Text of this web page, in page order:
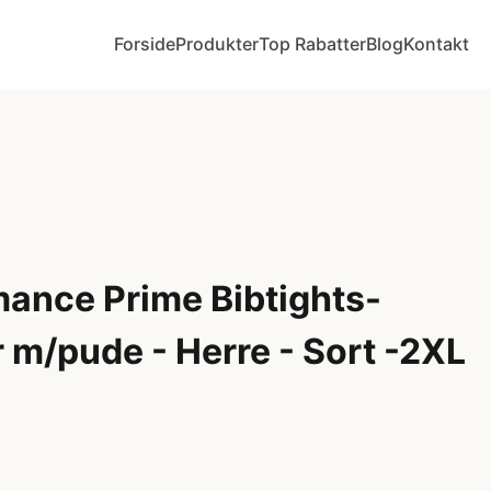
ForsideProdukterTop RabatterBlogKontakt
Prime Bibtights-
pude - Herre - Sort -2XL